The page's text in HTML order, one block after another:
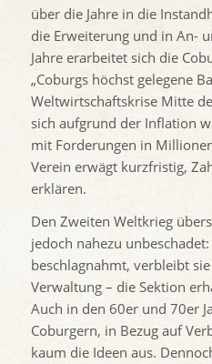
über die Jahre in die
die Erweiterung und in An-
Jahre erarbeitet sich die
„Coburgs höchst gelegene
Weltwirtschaftskrise Mitte
sich aufgrund der Inflation
mit Forderungen in
Verein erwägt kurzfristig,
erklären.
Den Zweiten Weltkrieg
jedoch nahezu
beschlagnahmt, verbleibt
Verwaltung – die Sektion
Auch in den 60er und 70er
Coburgern, in Bezug auf
kaum die Ideen aus.